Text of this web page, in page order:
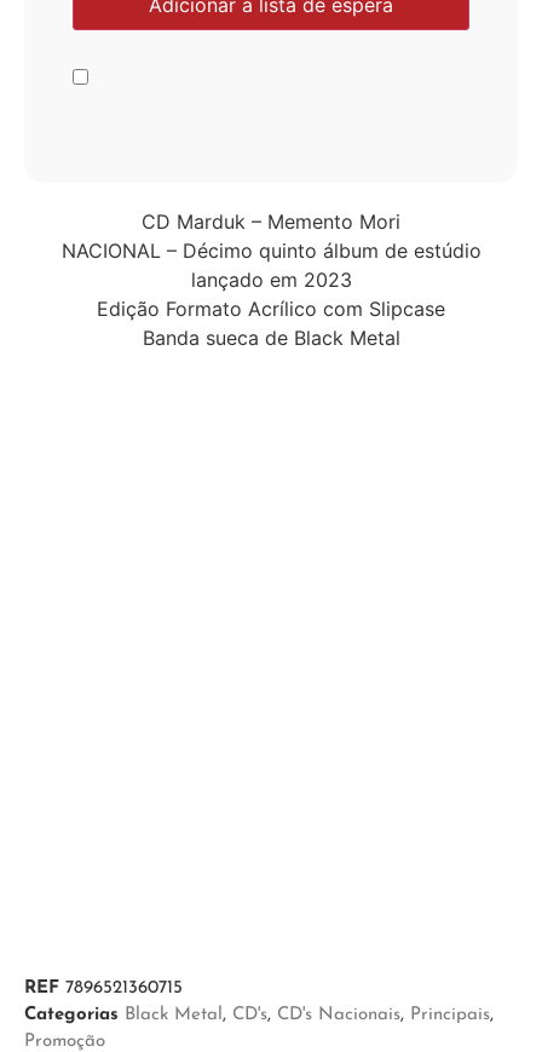
CD Marduk – Memento Mori
NACIONAL – Décimo quinto álbum de estúdio
lançado em 2023
Edição Formato Acrílico com Slipcase
Banda sueca de Black Metal
REF 7896521360715
Categorias Black Metal , CD's, CD's Nacionais, Principais,
Promoção